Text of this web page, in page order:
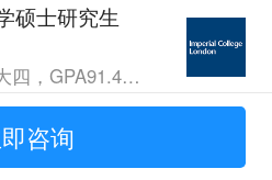
硕士研究生
苏州大学，物流管理，大四，GPA91.44，雅思7
2024年1月
硕士研究生
咨询